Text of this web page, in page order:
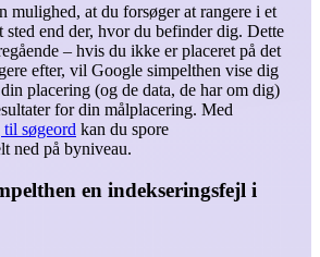
mulighed, at du forsøger at rangere i et
sted end der, hvor du befinder dig. Dette
– hvis du ikke er placeret på det
efter, vil Google simpelthen vise dig
placering (og de data, de har om dig)
for din målplacering. Med
søgeord kan du spore
ned på byniveau.
en indekseringsfejl i